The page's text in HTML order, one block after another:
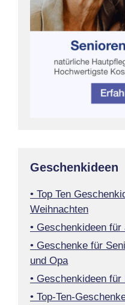
Geschenkideen
• Top Ten
Weihnachten
• Geschenkideen
• Geschenke für
und Opa
• Geschenkideen
• Top-Ten-